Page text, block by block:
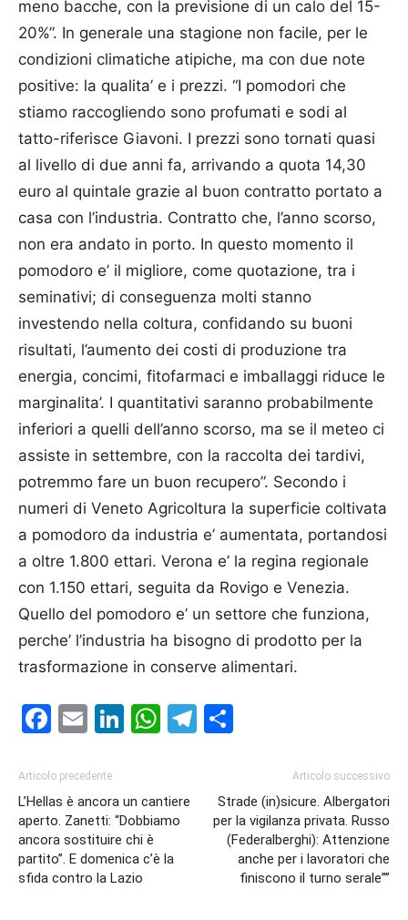
meno bacche, con la previsione di un calo del 15-
20%”. In generale una stagione non facile, per le
condizioni climatiche atipiche, ma con due note
positive: la qualita’ e i prezzi. “I pomodori che
stiamo raccogliendo sono profumati e sodi al
tatto-riferisce Giavoni. I prezzi sono tornati quasi
al livello di due anni fa, arrivando a quota 14,30
euro al quintale grazie al buon contratto portato a
casa con l’industria. Contratto che, l’anno scorso,
non era andato in porto. In questo momento il
pomodoro e’ il migliore, come quotazione, tra i
seminativi; di conseguenza molti stanno
investendo nella coltura, confidando su buoni
risultati, l’aumento dei costi di produzione tra
energia, concimi, fitofarmaci e imballaggi riduce le
marginalita’. I quantitativi saranno probabilmente
inferiori a quelli dell’anno scorso, ma se il meteo ci
assiste in settembre, con la raccolta dei tardivi,
potremmo fare un buon recupero”. Secondo i
numeri di Veneto Agricoltura la superficie coltivata
a pomodoro da industria e’ aumentata, portandosi
a oltre 1.800 ettari. Verona e’ la regina regionale
con 1.150 ettari, seguita da Rovigo e Venezia.
Quello del pomodoro e’ un settore che funziona,
perche’ l’industria ha bisogno di prodotto per la
trasformazione in conserve alimentari.
Facebook
EmailLinkedIn
WhatsApp
Telegram
Articolo precedente
L’Hellas è ancora un cantiere
aperto. Zanetti: “Dobbiamo
ancora sostituire chi è
partito”. E domenica c’è la
sfida contro la Lazio
Articolo successivo
Strade (in)sicure. Albergatori
per la vigilanza privata. Russo
(Federalberghi): Attenzione
anche per i lavoratori che
finiscono il turno serale””